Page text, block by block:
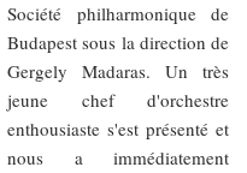
Société philharmonique de
Budapest sous la direction de
Gergely Madaras. Un très
jeune chef d'orchestre
enthousiaste s'est présenté et
nous a immédiatement